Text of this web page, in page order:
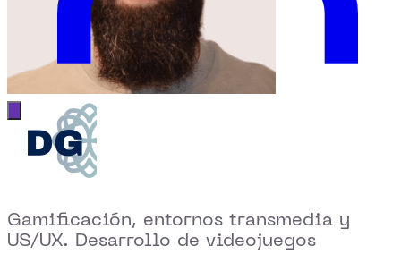
Abrir menú principal
Gamificación, entornos transmedia y
US/UX. Desarrollo de videojuegos